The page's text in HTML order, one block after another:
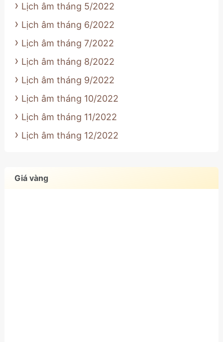
Lịch âm tháng 5/2022
Lịch âm tháng 6/2022
Lịch âm tháng 7/2022
Lịch âm tháng 8/2022
Lịch âm tháng 9/2022
Lịch âm tháng 10/2022
Lịch âm tháng 11/2022
Lịch âm tháng 12/2022
Giá vàng